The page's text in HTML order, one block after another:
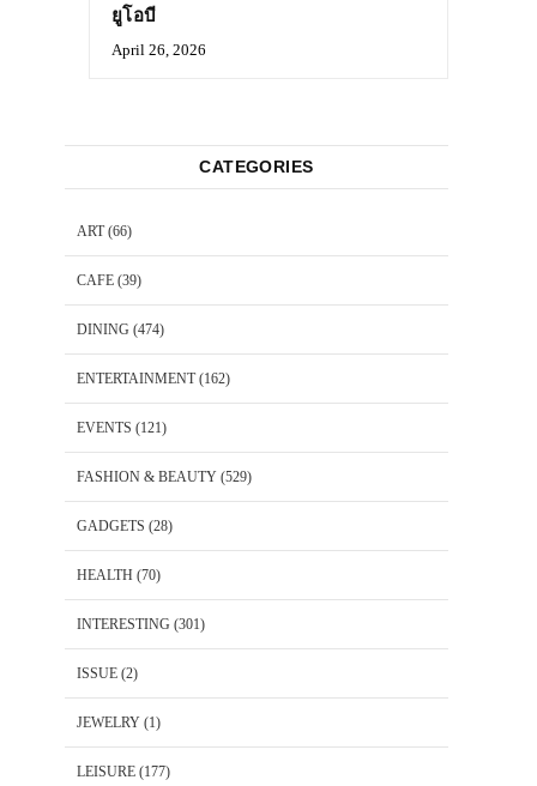
ยูโอบี
April 26, 2026
CATEGORIES
ART(66)
CAFE (39)
DINING (474)
ENTERTAINMENT(162)
EVENTS (121)
FASHION & BEAUTY (529)
GADGETS (28)
HEALTH (70)
INTERESTING (301)
ISSUE (2)
JEWELRY (1)
LEISURE (177)